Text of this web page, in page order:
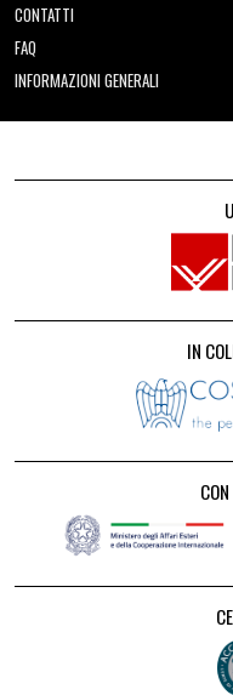
CONTATTI
FAQ
INFORMAZIONI GENERALI
IN